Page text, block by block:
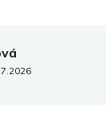
je 5 z 5 hvězdiček.